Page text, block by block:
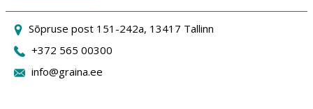
Sõpruse post 151-242a, 13417 Tallinn
+372 565 00300
info@graina.ee